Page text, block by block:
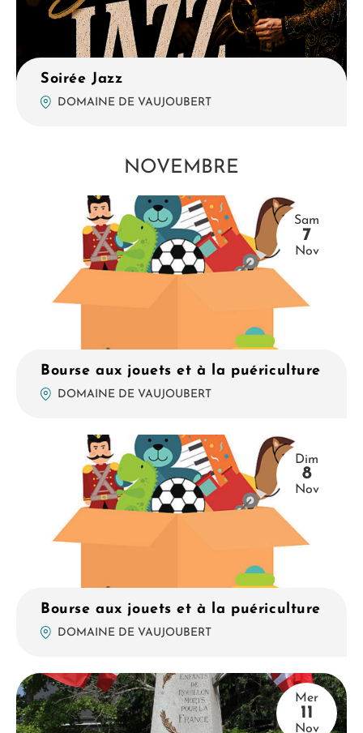
Soirée Jazz
DOMAINE DE VAUJOUBERT
NOVEMBRE
Sam
7
Nov
Bourse aux jouets et à la puériculture
DOMAINE DE VAUJOUBERT
Dim
8
Nov
Bourse aux jouets et à la puériculture
DOMAINE DE VAUJOUBERT
Mer
11
Nov